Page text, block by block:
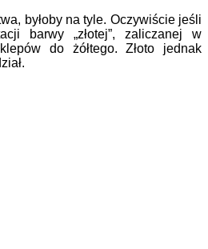
byłoby na tyle. Oczywiście jeśli
barwy „złotej”, zaliczanej w
do żółtego. Złoto jednak